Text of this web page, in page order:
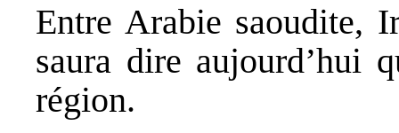
Entre Arabie saoudite,
saura dire aujourd’hui
région.